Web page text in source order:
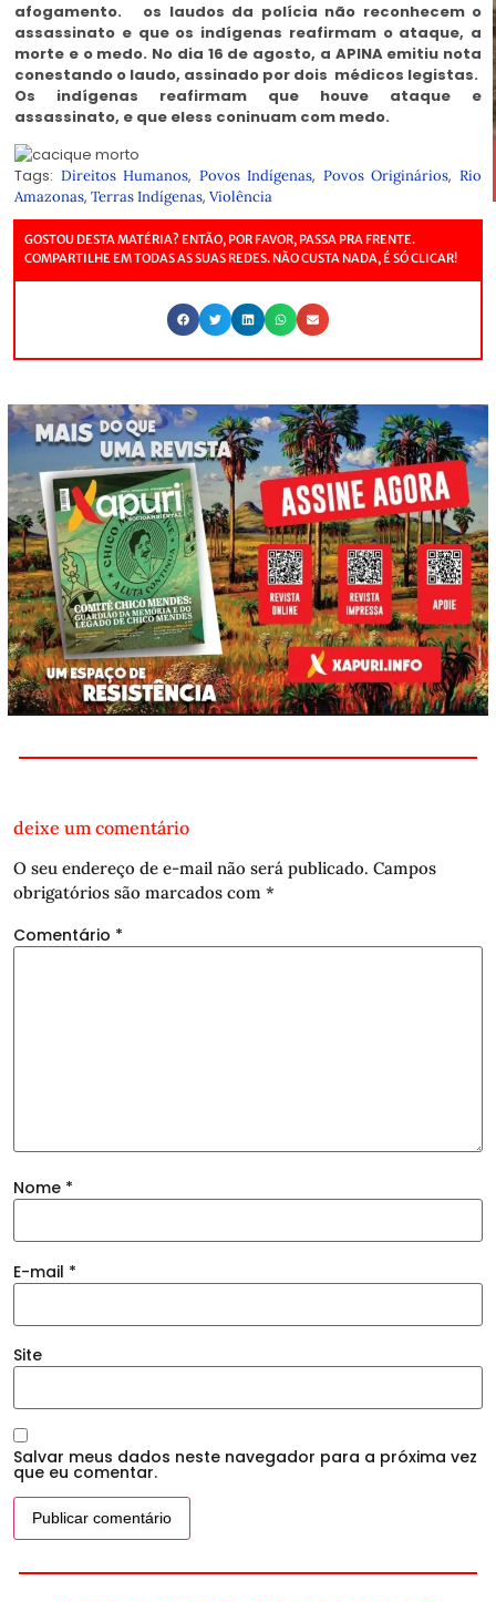
afogamento. os laudos da polícia não reconhecem o
assassinato e que os indígenas reafirmam o ataque, a
morte e o medo. No dia 16 de agosto, a APINA emitiu nota
conestando o laudo, assinado por dois médicos legistas.
Os indígenas reafirmam que houve ataque e
assassinato, e que eless coninuam com medo.
Tags: Direitos Humanos, Povos Indígenas, Povos Originários,Rio
Amazonas, Terras Indígenas, Violência
GOSTOU DESTA MATÉRIA? ENTÃO, POR FAVOR, PASSA PRA FRENTE.
COMPARTILHE EM TODAS AS SUAS REDES. NÃO CUSTA NADA, É SÓ CLICAR!
deixe um comentário
O seu endereço de e-mail não será publicado. Campos
obrigatórios são marcados com *
Comentário *
Nome *
E-mail *
Site
Salvar meus dados neste navegador para a próxima vez
que eu comentar.